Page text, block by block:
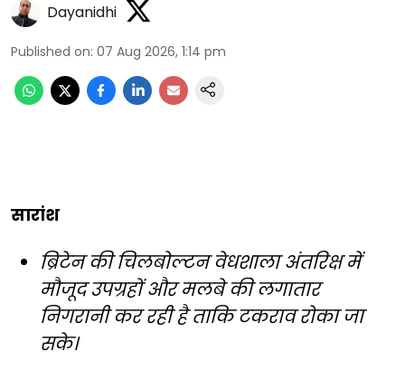
Dayanidhi
Published on: 07 Aug 2026, 1:14 pm
सारांश
ब्रिटेन की चिलबोल्टन वेधशाला अंतरिक्ष में
मौजूद उपग्रहों और मलबे की लगातार
निगरानी कर रही है ताकि टकराव रोका जा
सके।